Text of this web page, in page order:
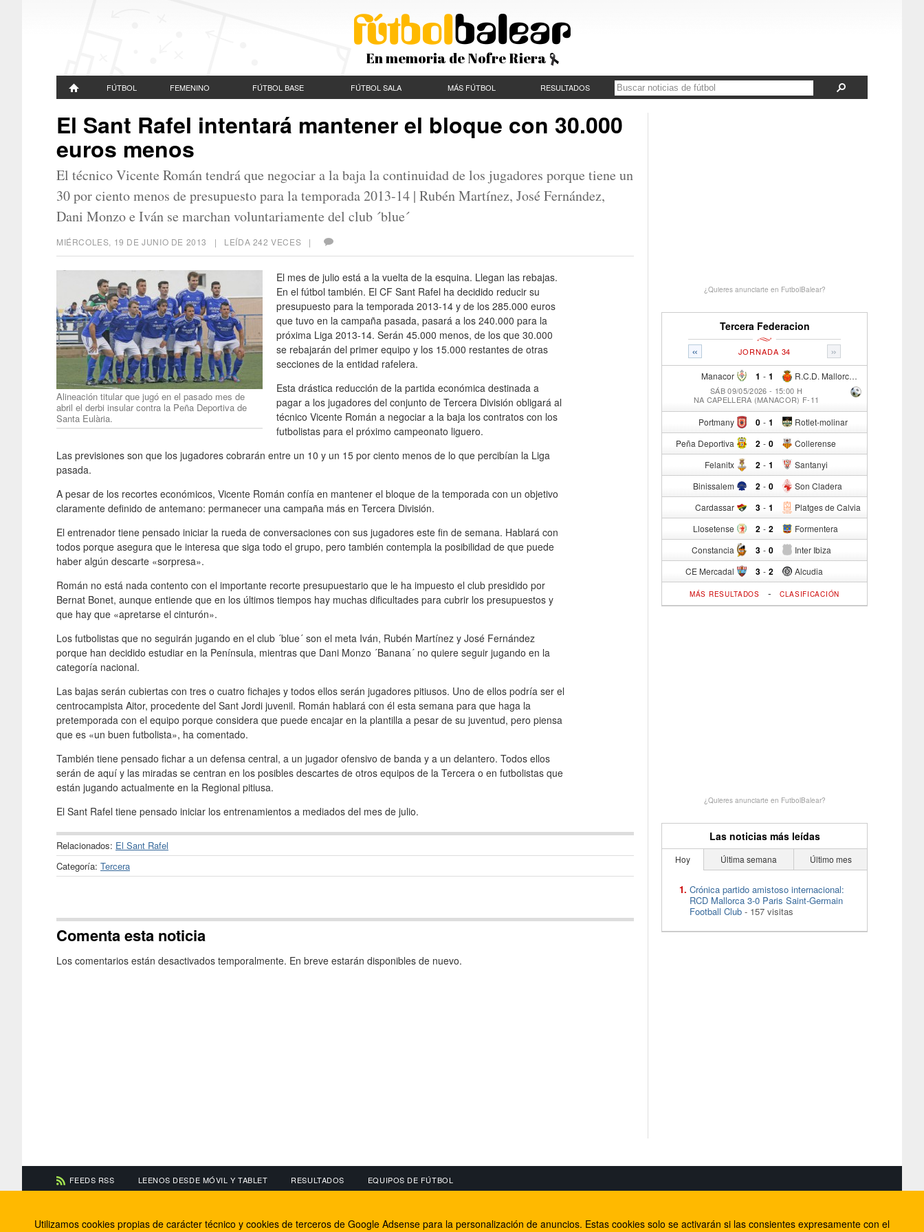
En memoria de Nofre Riera
FÚTBOL FEMENINO FÚTBOL BASE FÚTBOL SALA MÁS FÚTBOL RESULTADOS
El Sant Rafel intentará mantener el bloque con 30.000
euros menos
El técnico Vicente Román tendrá que negociar a la baja la continuidad de los jugadores porque tiene un
30 por ciento menos de presupuesto para la temporada 2013-14 | Rubén Martínez, José Fernández,
Dani Monzo e Iván se marchan voluntariamente del club ´blue´
MIÉRCOLES, 19 DE JUNIO DE 2013 | LEÍDA 242 VECES |
Alineación titular que jugó en el pasado mes de
abril el derbi insular contra la Peña Deportiva de
Santa Eulària.
El mes de julio está a la vuelta de la esquina. Llegan las rebajas.
En el fútbol también. El CF Sant Rafel ha decidido reducir su
presupuesto para la temporada 2013-14 y de los 285.000 euros
que tuvo en la campaña pasada, pasará a los 240.000 para la
próxima Liga 2013-14. Serán 45.000 menos, de los que 30.000
se rebajarán del primer equipo y los 15.000 restantes de otras
secciones de la entidad rafelera.
Esta drástica reducción de la partida económica destinada a
pagar a los jugadores del conjunto de Tercera División obligará al
técnico Vicente Román a negociar a la baja los contratos con los
futbolistas para el próximo campeonato liguero.
Las previsiones son que los jugadores cobrarán entre un 10 y un 15 por ciento menos de lo que percibían la Liga
pasada.
A pesar de los recortes económicos, Vicente Román confía en mantener el bloque de la temporada con un objetivo
claramente definido de antemano: permanecer una campaña más en Tercera División.
El entrenador tiene pensado iniciar la rueda de conversaciones con sus jugadores este fin de semana. Hablará con
todos porque asegura que le interesa que siga todo el grupo, pero también contempla la posibilidad de que puede
haber algún descarte «sorpresa».
Román no está nada contento con el importante recorte presupuestario que le ha impuesto el club presidido por
Bernat Bonet, aunque entiende que en los últimos tiempos hay muchas dificultades para cubrir los presupuestos y
que hay que «apretarse el cinturón».
Los futbolistas que no seguirán jugando en el club ´blue´ son el meta Iván, Rubén Martínez y José Fernández
porque han decidido estudiar en la Península, mientras que Dani Monzo ´Banana´ no quiere seguir jugando en la
categoría nacional.
Las bajas serán cubiertas con tres o cuatro fichajes y todos ellos serán jugadores pitiusos. Uno de ellos podría ser el
centrocampista Aitor, procedente del Sant Jordi juvenil. Román hablará con él esta semana para que haga la
pretemporada con el equipo porque considera que puede encajar en la plantilla a pesar de su juventud, pero piensa
que es «un buen futbolista», ha comentado.
También tiene pensado fichar a un defensa central, a un jugador ofensivo de banda y a un delantero. Todos ellos
serán de aquí y las miradas se centran en los posibles descartes de otros equipos de la Tercera o en futbolistas que
están jugando actualmente en la Regional pitiusa.
El Sant Rafel tiene pensado iniciar los entrenamientos a mediados del mes de julio.
Relacionados: El Sant Rafel
Categoría: Tercera
Comenta esta noticia
Los comentarios están desactivados temporalmente. En breve estarán disponibles de nuevo.
¿Quieres anunciarte en FutbolBalear?
Tercera Federacion
« »
JORNADA 34
Manacor 1 - R.C.D. Mallorca Sad "B"
1
SÁB 09/05/2026 - 15:00 H
NA CAPELLERA (MANACOR) F-11
Portmany 0 - Rotlet-molinar
1
Peña Deportiva 2 - Collerense
0
Felanitx 2 - Santanyi
1
Binissalem 2 - Son Cladera
0
Cardassar 3 - Platges de Calvia
1
Llosetense 2 - Formentera
2
Constancia 3 - Inter Ibiza
0
CE Mercadal 3 - Alcudia
2
MÁS RESULTADOS - CLASIFICACIÓN
¿Quieres anunciarte en FutbolBalear?
Las noticias más leídas
Hoy Última semana Último mes
Crónica partido amistoso internacional:
RCD Mallorca 3-0 Paris Saint-Germain
Football Club - 157 visitas
FEEDS RSS LEENOS DESDE MÓVIL Y TABLET RESULTADOS EQUIPOS DE FÚTBOL
Información de contacto
El equipo de FútbolBalear
Facebook
Internet Rural Mallorca
Utilizamos cookies propias de carácter técnico y cookies de terceros de Google Adsense para la personalización de anuncios. Estas cookies solo se activarán si las consientes expresamente con el